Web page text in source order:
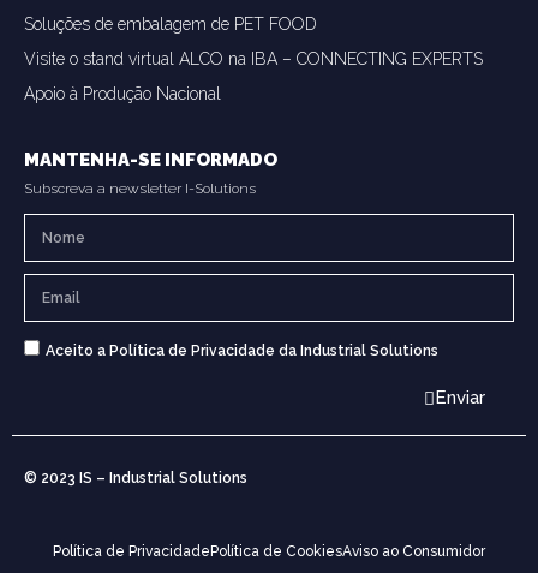
Soluções de embalagem de PET FOOD
Visite o stand virtual ALCO na IBA – CONNECTING EXPERTS
Apoio à Produção Nacional
MANTENHA-SE INFORMADO
Subscreva a newsletter I-Solutions
Aceito a Política de Privacidade da Industrial Solutions
Enviar
© 2023 IS – Industrial Solutions
Política de PrivacidadePolítica de CookiesAviso ao Consumidor